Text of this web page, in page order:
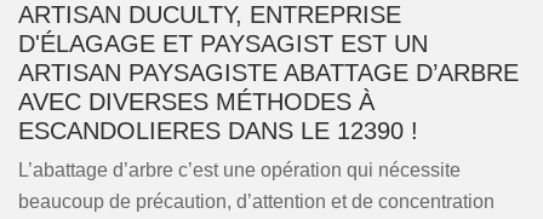
ARTISAN DUCULTY, ENTREPRISE
D'ÉLAGAGE ET PAYSAGIST EST UN
ARTISAN PAYSAGISTE ABATTAGE D’ARBRE
AVEC DIVERSES MÉTHODES À
ESCANDOLIERES DANS LE 12390 !
L’abattage d’arbre c’est une opération qui nécessite
beaucoup de précaution, d’attention et de concentration